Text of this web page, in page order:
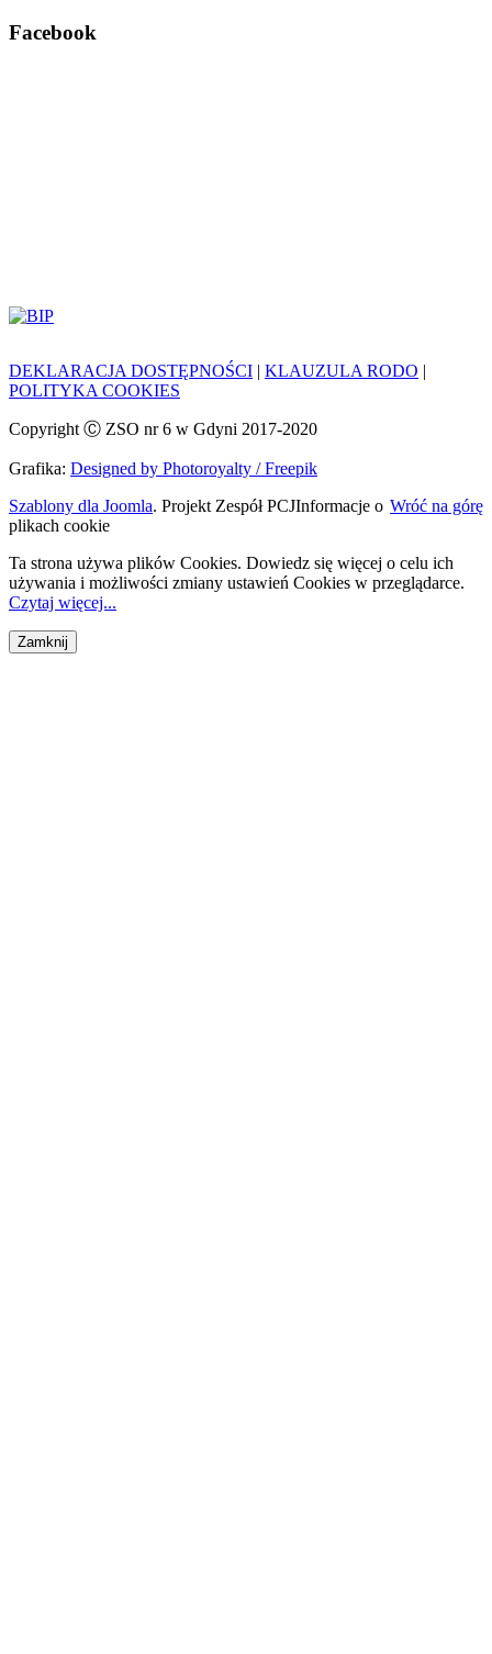
Facebook
DEKLARACJA DOSTĘPNOŚCI | KLAUZULA RODO |
POLITYKA COOKIES
Copyright Ⓒ ZSO nr 6 w Gdyni 2017-2020
Grafika: Designed by Photoroyalty / Freepik
Szablony dla Joomla. Projekt Zespół PCJ Wróć na górę
Informacje o
plikach cookie
Ta strona używa plików Cookies. Dowiedz się więcej o celu ich
używania i możliwości zmiany ustawień Cookies w przeglądarce.
Czytaj więcej...